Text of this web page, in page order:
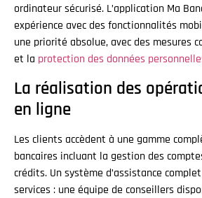
ordinateur sécurisé. L’application Ma
expérience avec des fonctionnalités
une priorité absolue, avec des mesures
et la protection des données
La réalisation des
en ligne
Les clients accèdent à une gamme
bancaires incluant la gestion des
crédits. Un système d’assistance
services : une équipe de conseillers